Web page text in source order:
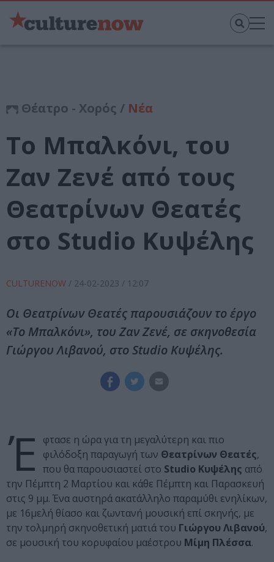
Θέατρο - Χορός / Νέα
Το Μπαλκόνι, του
Ζαν Ζενέ από τους
Θεατρίνων Θεατές
στο Studio Κυψέλης
CULTURENOW / 24-02-2023 / 12:07
Οι Θεατρίνων Θεατές παρουσιάζουν το έργο
«Το Μπαλκόνι», του Ζαν Ζενέ, σε σκηνοθεσία
Γιώργου Λιβανού, στο Studio Κυψέλης.
Έ
φτασε η ώρα για τη μεγαλύτερη και πιο
φιλόδοξη παραγωγή των Θεατρίνων Θεατές,
που θα παρουσιαστεί στο Studio Κυψέλης από
την Πέμπτη 2 Μαρτίου και κάθε Πέμπτη και Παρασκευή
στις 9 μμ. Ένα αυστηρά ακατάλληλο παραμύθι ενηλίκων,
με 16μελή θίασο και ζωντανή μουσική επί σκηνής, με
την τολμηρή σκηνοθετική ματιά του Γιώργου Λιβανού,
σε μουσική του κορυφαίου μαέστρου Μίμη Πλέσσα.